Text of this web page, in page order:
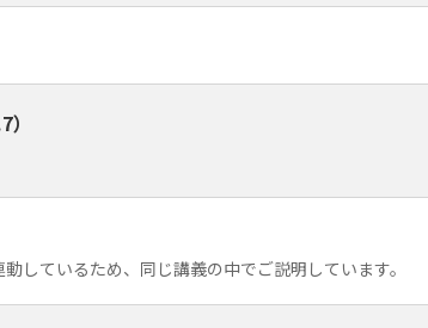
しているため、同じ講義の中でご説明しています。